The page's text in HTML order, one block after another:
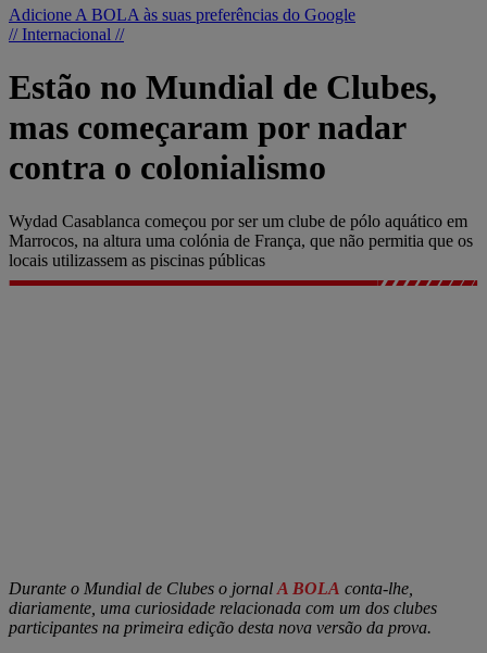
Adicione A BOLA às suas preferências do Google
// Internacional //
Estão no Mundial de Clubes,
mas começaram por nadar
contra o colonialismo
Wydad Casablanca começou por ser um clube de pólo aquático em
Marrocos, na altura uma colónia de França, que não permitia que os
locais utilizassem as piscinas públicas
Durante o Mundial de Clubes o jornal A BOLA conta-lhe,
diariamente, uma curiosidade relacionada com um dos clubes
participantes na primeira edição desta nova versão da prova.